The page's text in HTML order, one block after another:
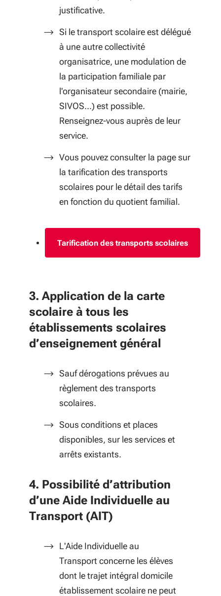
justificative.
Si le transport scolaire est délégué
à une autre collectivité
organisatrice, une modulation de
la participation familiale par
l'organisateur secondaire (mairie,
SIVOS...) est possible.
Renseignez-vous auprès de leur
service.
Vous pouvez consulter la page sur
la tarification des transports
scolaires pour le détail des tarifs
en fonction du quotient familial.
Tarification des transports scolaires
3. Application de la carte
scolaire à tous les
établissements scolaires
d’enseignement général
Sauf dérogations prévues au
règlement des transports
scolaires.
Sous conditions et places
disponibles, sur les services et
arrêts existants.
4. Possibilité d’attribution
d’une Aide Individuelle au
Transport (AIT)
L'Aide Individuelle au
Transport concerne les élèves
dont le trajet intégral domicile
établissement scolaire ne peut